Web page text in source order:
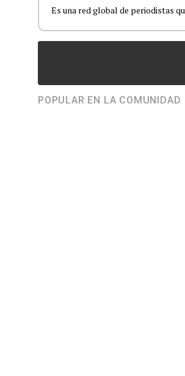
Es una red global de periodistas
POPULAR EN LA COMUNIDAD